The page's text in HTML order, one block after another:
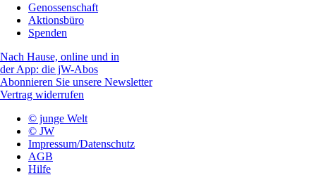
Genossenschaft
Aktionsbüro
Spenden
Nach Hause, online und in
der App: die jW-Abos
Abonnieren Sie unsere Newsletter
Vertrag widerrufen
© junge Welt
© JW
Impressum/Datenschutz
AGB
Hilfe